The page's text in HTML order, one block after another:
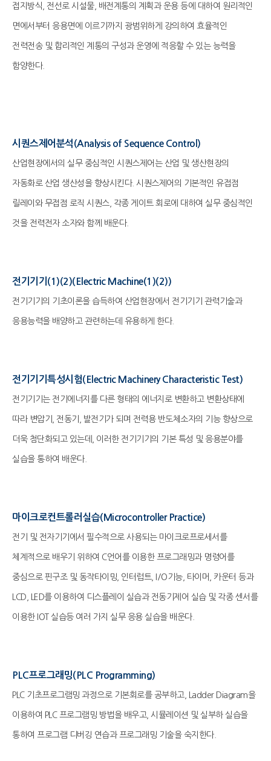
접지방식, 전선로 시설물, 배전계통의 계획과 운용 등에 대하여 원리적인
면에서부터 응용면에 이르기까지 광범위하게 강의하여 효율적인
전력전송 및 합리적인 계통의 구성과 운영에 적응할 수 있는 능력을
함양한다.
시퀀스제어분석(Analysis of Sequence Control)
산업현장에서의 실무 중심적인 시퀀스제어는 산업 및 생산현장의
자동화로 산업 생산성을 향상시킨다. 시퀀스제어의 기본적인 유접점
릴레이와 무접점 로직 시퀀스, 각종 게이트 회로에 대하여 실무 중심적인
것을 전력전자 소자와 함께 배운다.
전기기기(1)(2)(Electric Machine(1)(2))
전기기기의 기초이론을 습득하여 산업현장에서 전기기기 관력기술과
응용능력을 배양하고 관련하는데 유용하게 한다.
전기기기특성시험(Electric Machinery Characteristic Test)
전기기기는 전기에너지를 다른 형태의 에너지로 변환하고 변환상태에
따라 변압기, 전동기, 발전기가 되며 전력용 반도체소자의 기능 향상으로
더욱 첨단화되고 있는데, 이러한 전기기기의 기본 특성 및 응용분야를
실습을 통하여 배운다.
마이크로컨트롤러실습(Microcontroller Practice)
전기 및 전자기기에서 필수적으로 사용되는 마이크로프로세서를
체계적으로 배우기 위하여 C언어를 이용한 프로그래밍과 명령어를
중심으로 핀구조 및 동작타이밍, 인터럽트, I/O기능, 타이머, 카운터 등과
LCD, LED를 이용하여 디스플레이 실습과 전동기제어 실습 및 각종 센서를
이용한 IOT 실습등 여러 가지 실무 응용 실습을 배운다.
PLC프로그래밍(PLC Programming)
PLC 기초프로그램밍 과정으로 기본회로를 공부하고, Ladder Diagram을
이용하여 PLC 프로그램밍 방법을 배우고, 시뮬레이션 및 실부하 실습을
통하여 프로그램 디버깅 연습과 프로그래밍 기술을 숙지한다.